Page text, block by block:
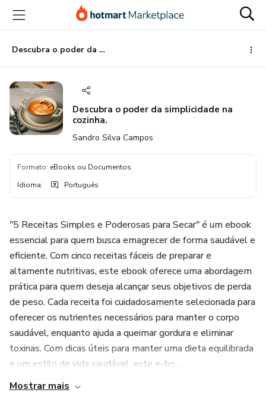
para
conteúdo
principal
para
pagamento
para
rodapé
Descubra o poder da simplicidade na cozinha.
Descubra o poder da simplicidade na
cozinha.
Sandro Silva Campos
Formato: eBooks ou Documentos
Idioma: Português
"5 Receitas Simples e Poderosas para Secar" é um ebook
essencial para quem busca emagrecer de forma saudável e
eficiente. Com cinco receitas fáceis de preparar e
altamente nutritivas, este ebook oferece uma abordagem
prática para quem deseja alcançar seus objetivos de perda
de peso. Cada receita foi cuidadosamente selecionada para
oferecer os nutrientes necessários para manter o corpo
saudável, enquanto ajuda a queimar gordura e eliminar
toxinas. Com dicas úteis para manter uma dieta equilibrada
e um estilo de vida saudável, este e-bo...
Mostrar mais